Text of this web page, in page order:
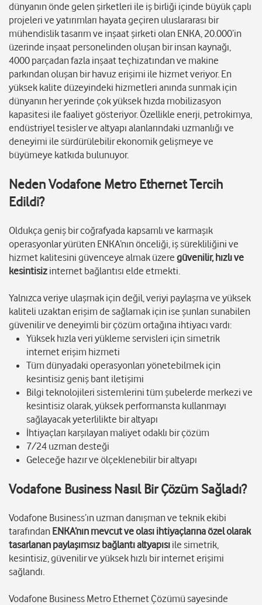
dünyanın önde gelen şirketleri ile iş birliği içinde büyük çaplı
projeleri ve yatırımları hayata geçiren uluslararası bir
mühendislik tasarım ve inşaat şirketi olan ENKA, 20.000’in
üzerinde inşaat personelinden oluşan bir insan kaynağı,
4000 parçadan fazla inşaat teçhizatından ve makine
parkından oluşan bir havuz erişimi ile hizmet veriyor. En
yüksek kalite düzeyindeki hizmetleri anında sunmak için
dünyanın her yerinde çok yüksek hızda mobilizasyon
kapasitesi ile faaliyet gösteriyor. Özellikle enerji, petrokimya,
endüstriyel tesisler ve altyapı alanlarındaki uzmanlığı ve
deneyimi ile sürdürülebilir ekonomik gelişmeye ve
büyümeye katkıda bulunuyor.
Neden Vodafone Metro Ethernet Tercih
Edildi?
Oldukça geniş bir coğrafyada kapsamlı ve karmaşık
operasyonlar yürüten ENKA’nın önceliği, iş sürekliliğini ve
hizmet kalitesini güvenceye almak üzere güvenilir, hızlı ve
kesintisiz internet bağlantısı elde etmekti.
Yalnızca veriye ulaşmak için değil, veriyi paylaşma ve yüksek
kaliteli uzaktan erişim de sağlamak için ise şunları sunabilen
güvenilir ve deneyimli bir çözüm ortağına ihtiyacı vardı:
Yüksek hızla veri yükleme servisleri için simetrik
internet erişim hizmeti
Tüm dünyadaki operasyonları yönetebilmek için
kesintisiz geniş bant iletişimi
Bilgi teknolojileri sistemlerini tüm şubelerde merkezi ve
kesintisiz olarak, yüksek performansta kullanmayı
sağlayacak yeterlilikte bir altyapı
İhtiyaçları karşılayan maliyet odaklı bir çözüm
7/24 uzman desteği
Geleceğe hazır ve ölçeklenebilir bir altyapı
Vodafone Business Nasıl Bir Çözüm Sağladı?
Vodafone Business’ın uzman danışman ve teknik ekibi
tarafından ENKA’nın mevcut ve olası ihtiyaçlarına özel olarak
tasarlanan paylaşımsız bağlantı altyapısı ile simetrik,
kesintisiz, güvenilir ve yüksek hızlı bir internet erişimi
sağlandı.
Vodafone Business Metro Ethernet Çözümü sayesinde